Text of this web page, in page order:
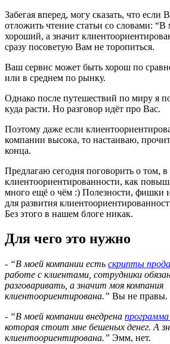
Забегая вперед, могу сказать, что если
отложить чтение статьи со словами:
хороший, а значит
сразу посоветую Вам не торопиться.
Ваш сервис может быть хорош по
или в среднем по рынку.
Однако после путешествий по миру я
куда расти. Но разговор идёт про Вас.
Поэтому даже если
компании высока, то настаиваю,
конца.
Предлагаю сегодня поговорить о том,
клиентоориентированности, как
много ещё о чём :) Полезности, фишки
для развития
Без этого в нашем блоге никак.
Для чего это нужно
- “В моей компании есть скрипты
работе с клиентами, сотрудники
разговаривать, а значит моя компания
клиентоориентирована.” Вы не правы.
- “В моей компании внедрена
которая стоит мне бешеных денег. А
клиентоориентирована.” Эмм, нет.